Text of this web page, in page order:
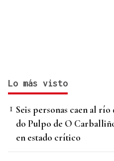
Lo más visto
Seis personas caen al río
do Pulpo de O
en estado crítico